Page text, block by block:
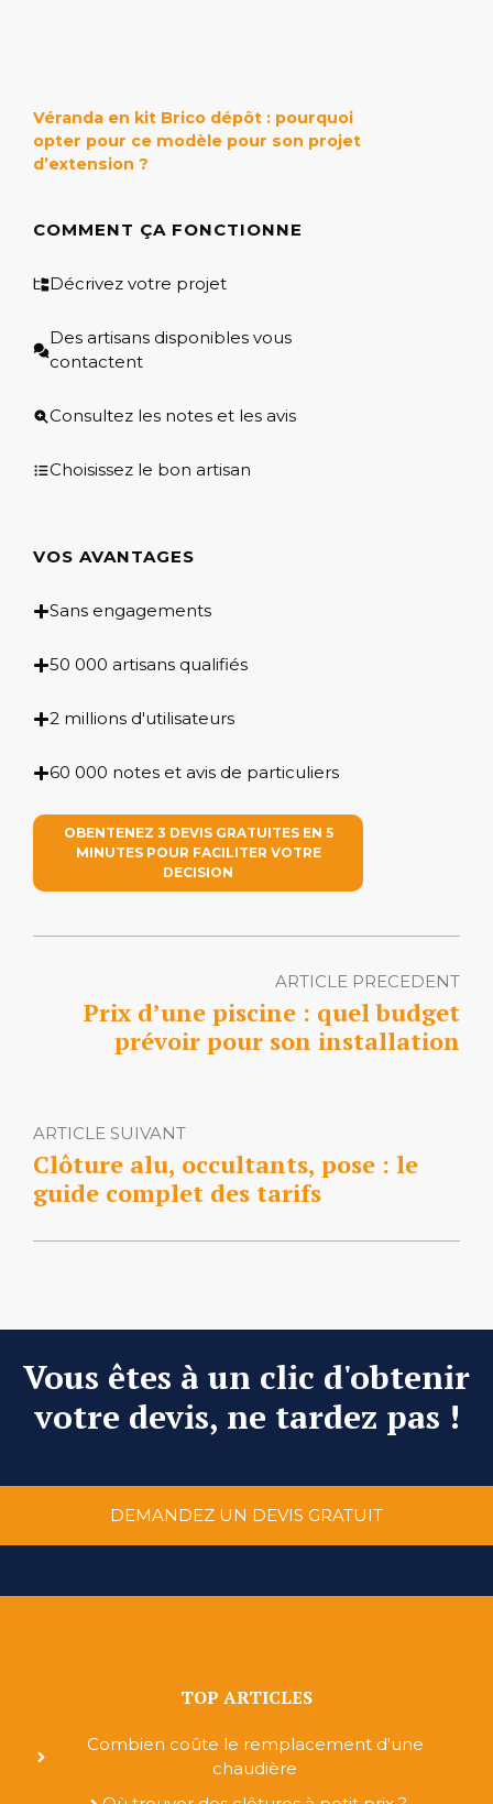
Véranda en kit Brico dépôt : pourquoi
opter pour ce modèle pour son projet
d’extension ?
COMMENT ÇA FONCTIONNE
Décrivez votre projet
Des artisans disponibles vous
contactent
Consultez les notes et les avis
Choisissez le bon artisan
VOS AVANTAGES
Sans engagements
50 000 artisans qualifiés
2 millions d'utilisateurs
60 000 notes et avis de particuliers
OBENTENEZ 3 DEVIS GRATUITES EN 5
MINUTES POUR FACILITER VOTRE
DECISION
ARTICLE PRECEDENT
Prix d’une piscine : quel budget
prévoir pour son installation
ARTICLE SUIVANT
Clôture alu, occultants, pose : le
guide complet des tarifs
Vous êtes à un clic d'obtenir
votre devis, ne tardez pas !
DEMANDEZ UN DEVIS GRATUIT
TOP ARTICLES
Combien coûte le remplacement d'une
chaudière